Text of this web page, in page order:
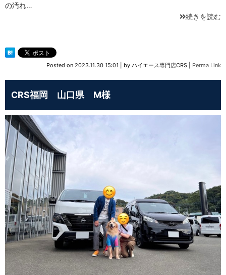
の汚れ…
続きを読む
Posted on 2023.11.30 15:01 by ハイエース専門店CRS Perma Link
CRS福岡 山口県 M様